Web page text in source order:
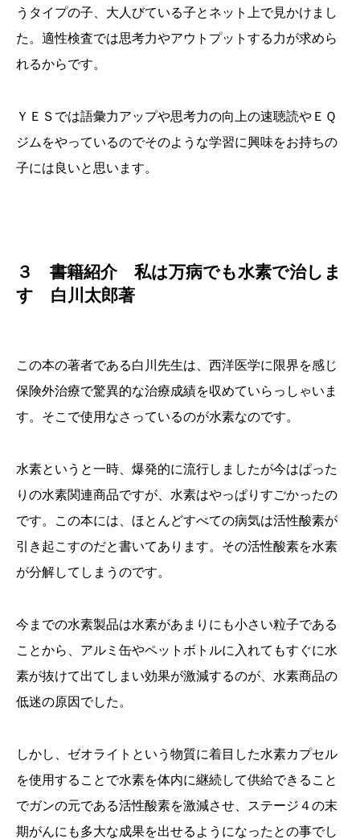
うタイプの子、大人びている子とネット上で見かけまし
た。適性検査では思考力やアウトプットする力が求めら
れるからです。
ＹＥＳでは語彙力アップや思考力の向上の速聴読やＥＱ
ジムをやっているのでそのような学習に興味をお持ちの
子には良いと思います。
３ 書籍紹介 私は万病でも水素で治しま
す 白川太郎著
この本の著者である白川先生は、西洋医学に限界を感じ
保険外治療で驚異的な治療成績を収めていらっしゃいま
す。そこで使用なさっているのが水素なのです。
水素というと一時、爆発的に流行しましたが今はぱった
りの水素関連商品ですが、水素はやっぱりすごかったの
です。この本には、ほとんどすべての病気は活性酸素が
引き起こすのだと書いてあります。その活性酸素を水素
が分解してしまうのです。
今までの水素製品は水素があまりにも小さい粒子である
ことから、アルミ缶やペットボトルに入れてもすぐに水
素が抜けて出てしまい効果が激減するのが、水素商品の
低迷の原因でした。
しかし、ゼオライトという物質に着目した水素カプセル
を使用することで水素を体内に継続して供給できること
でガンの元である活性酸素を激減させ、ステージ４の末
期がんにも多大な成果を出せるようになったとの事でし